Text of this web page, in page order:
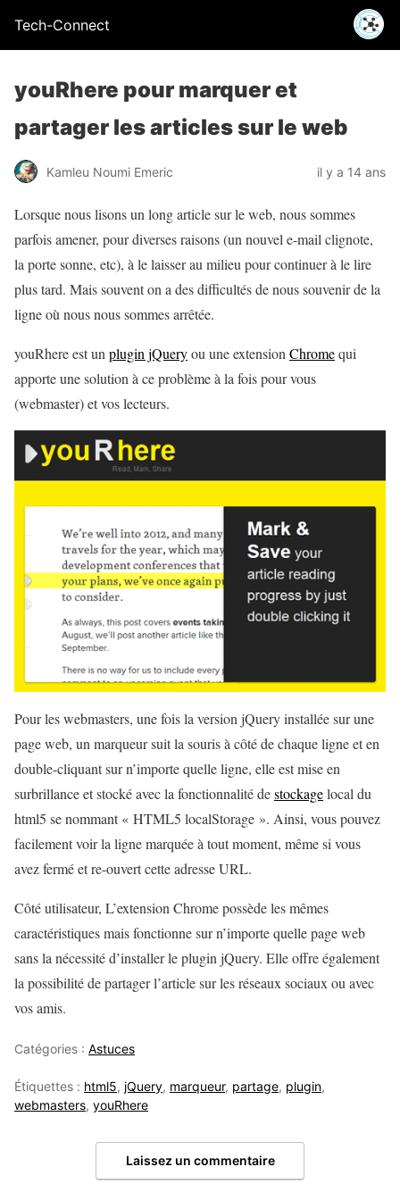
Tech-Connect
youRhere pour marquer et
partager les articles sur le web
Kamleu Noumi Emeric il y a 14 ans
Lorsque nous lisons un long article sur le web, nous sommes
parfois amener, pour diverses raisons (un nouvel e-mail clignote,
la porte sonne, etc), à le laisser au milieu pour continuer à le lire
plus tard. Mais souvent on a des difficultés de nous souvenir de la
ligne où nous nous sommes arrêtée.
youRhere est un plugin jQueryou une extension Chromequi
apporte une solution à ce problème à la fois pour vous
(webmaster) et vos lecteurs.
Pour les webmasters, une fois la version jQuery installée sur une
page web, un marqueur suit la souris à côté de chaque ligne et en
double-cliquant sur n’importe quelle ligne, elle est mise en
surbrillance et stocké avec la fonctionnalité destockagelocal du
html5 se nommant « HTML5 localStorage ». Ainsi, vous pouvez
facilement voir la ligne marquée à tout moment, même si vous
avez fermé et re-ouvert cette adresse URL.
Côté utilisateur, L’extension Chrome possède les mêmes
caractéristiques mais fonctionne sur n’importe quelle page web
sans la nécessité d’installer le plugin jQuery. Elle offre également
la possibilité de partager l’article sur les réseaux sociaux ou avec
vos amis.
Catégories : Astuces
Étiquettes : html5, jQuery, marqueur, partage, plugin,
webmasters, youRhere
Laissez un commentaire